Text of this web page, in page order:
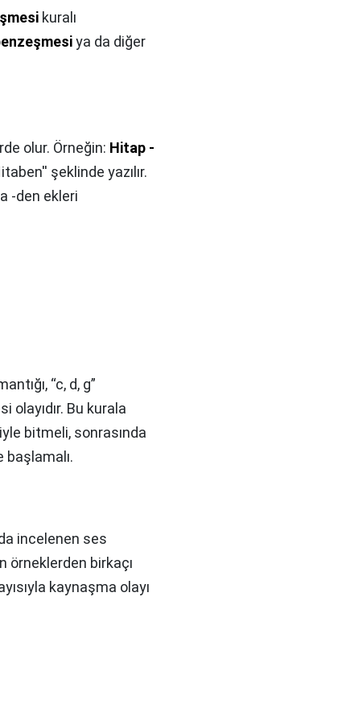
kuralı
ya da diğer
olur. Örneğin: Hitap -
şeklinde yazılır.
-den ekleri
“c, d, g”
olayıdır. Bu kurala
bitmeli, sonrasında
başlamalı.
incelenen ses
örneklerden birkaçı
kaynaşma olayı